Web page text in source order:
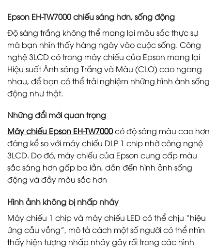
Epson EH-TW7000 chiếu sáng hơn, sống động
Độ sáng trắng không thể mang lại màu sắc thực sự
mà bạn nhìn thấy hàng ngày vào cuộc sống. Công
nghệ 3LCD có trong máy chiếu của Epson mang lại
Hiệu suất Ánh sáng Trắng và Màu (CLO) cao ngang
nhau, để bạn có thể trải nghiệm những hình ảnh sống
động như thật.
Những đổi mới quan trọng
Máy chiếu Epson EH-TW7000có độ sáng màu cao hơn
đáng kể so với máy chiếu DLP 1 chip nhờ công nghệ
3LCD. Do đó, máy chiếu của Epson cung cấp màu
sắc sáng hơn gấp ba lần, dẫn đến hình ảnh sống
động và đầy màu sắc hơn
Hình ảnh không bị nhấp nháy
Máy chiếu 1 chip và máy chiếu LED có thể chịu “hiệu
ứng cầu vồng”, mô tả cách một số người có thể nhìn
thấy hiện tượng nhấp nháy gây rối trong các hình